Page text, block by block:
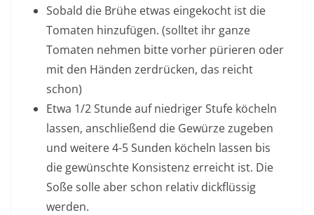
Sobald die Brühe etwas eingekocht ist die
Tomaten hinzufügen. (solltet ihr ganze
Tomaten nehmen bitte vorher pürieren oder
mit den Händen zerdrücken, das reicht
schon)
Etwa 1/2 Stunde auf niedriger Stufe köcheln
lassen, anschließend die Gewürze zugeben
und weitere 4-5 Sunden köcheln lassen bis
die gewünschte Konsistenz erreicht ist. Die
Soße solle aber schon relativ dickflüssig
werden.